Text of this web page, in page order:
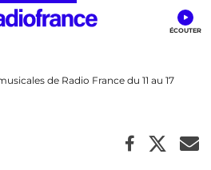
de Radio France du 11 au 17